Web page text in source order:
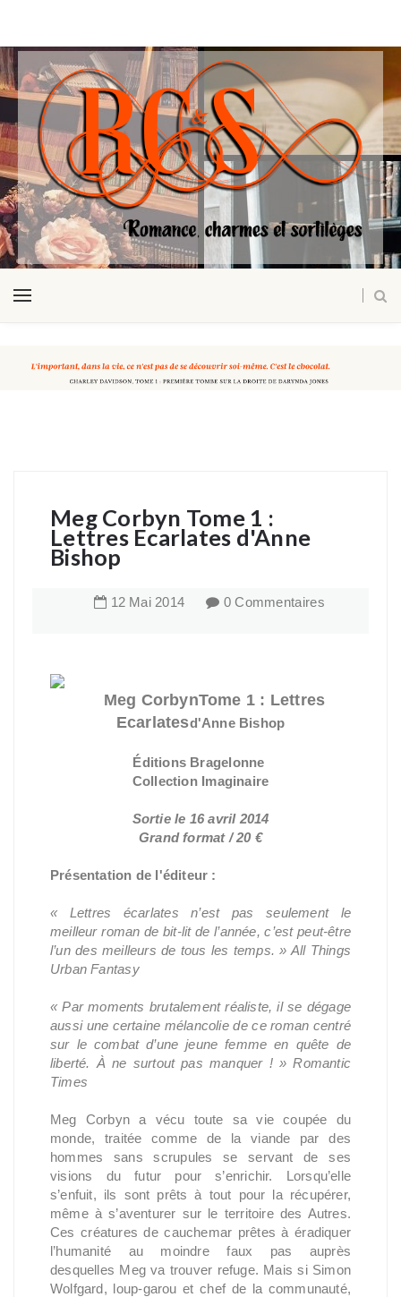
Meg Corbyn Tome 1 :
Lettres Ecarlates d'Anne
Bishop
12 Mai 2014 0 Commentaires
Meg CorbynTome 1 : Lettres
Ecarlatesd'Anne Bishop
Éditions Bragelonne
Collection Imaginaire
Sortie le 16 avril 2014
Grand format / 20 €
Présentation de l'éditeur :
« Lettres écarlates n’est pas seulement le
meilleur roman de bit-lit de l’année, c’est peut-être
l’un des meilleurs de tous les temps. » All Things
Urban Fantasy
« Par moments brutalement réaliste, il se dégage
aussi une certaine mélancolie de ce roman centré
sur le combat d’une jeune femme en quête de
liberté. À ne surtout pas manquer ! » Romantic
Times
Meg Corbyn a vécu toute sa vie coupée du
monde, traitée comme de la viande par des
hommes sans scrupules se servant de ses
visions du futur pour s’enrichir. Lorsqu’elle
s’enfuit, ils sont prêts à tout pour la récupérer,
même à s’aventurer sur le territoire des Autres.
Ces créatures de cauchemar prêtes à éradiquer
l’humanité au moindre faux pas auprès
desquelles Meg va trouver refuge. Mais si Simon
Wolfgard, loup-garou et chef de la communauté,